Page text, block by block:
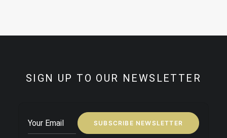
SIGN UP TO OUR NEWSLETTER